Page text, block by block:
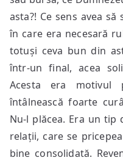
asta?! Ce sens avea
în care era necesară
totuși ceva bun din
într-un final, acea
Acesta era
întâlnească foarte
Nu-l plăcea. Era un
relații, care se
bine consolidată.